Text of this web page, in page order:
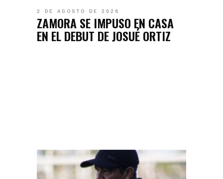
2 DE AGOSTO DE 2026
ZAMORA SE IMPUSO EN CASA
EN EL DEBUT DE JOSUÉ ORTIZ